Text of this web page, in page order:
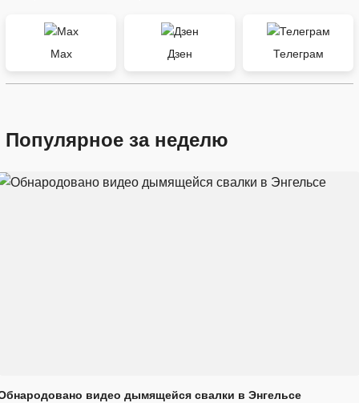
Max Дзен Телеграм
Популярное за неделю
видео дымящейся свалки в Энгельсе